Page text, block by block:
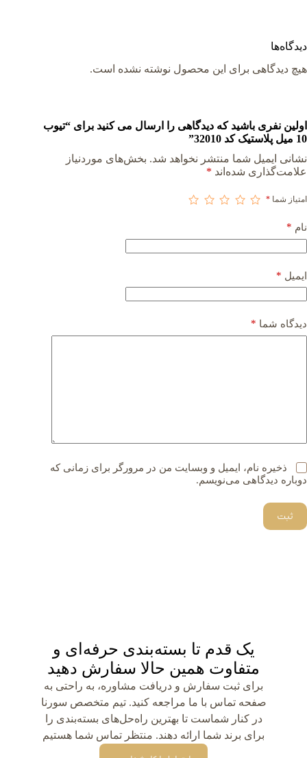
دیدگاه‌ها
هیچ دیدگاهی برای این محصول نوشته نشده است.
اولین نفری باشید که دیدگاهی را ارسال می کنید برای “تیوب
10 میل پلاستیک کد 32010”
نشانی ایمیل شما منتشر نخواهد شد. بخش‌های موردنیاز
علامت‌گذاری شده‌اند *
امتیاز شما *
نام *
ایمیل *
دیدگاه شما *
ذخیره نام، ایمیل و وبسایت من در مرورگر برای زمانی که
دوباره دیدگاهی می‌نویسم.
ثبت
یک قدم تا بسته‌بندی حرفه‌ای و
متفاوت همین حالا سفارش دهید
برای ثبت سفارش و دریافت مشاوره، به راحتی به
صفحه تماس با ما مراجعه کنید. تیم متخصص سورنا
در کنار شماست تا بهترین راه‌حل‌های بسته‌بندی را
برای برند شما ارائه دهند. منتظر تماس شما هستیم